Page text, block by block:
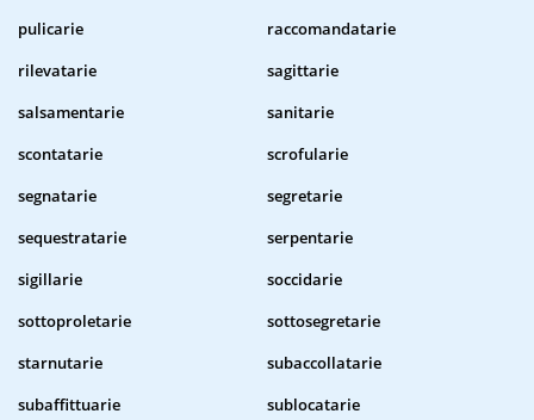
pulicarie
raccomandatarie
rilevatarie
sagittarie
salsamentarie
sanitarie
scontatarie
scrofularie
segnatarie
segretarie
sequestratarie
serpentarie
sigillarie
soccidarie
sottoproletarie
sottosegretarie
starnutarie
subaccollatarie
subaffittuarie
sublocatarie